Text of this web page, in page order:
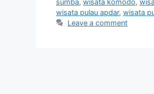
sumba, wisata komodo,
wisata pulau apdar, wisata
Leave a comment